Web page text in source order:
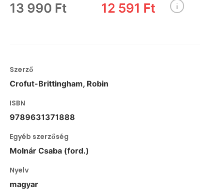
13 990 Ft 12 591 Ft
Szerző
Crofut-Brittingham, Robin
ISBN
9789631371888
Egyéb szerzőség
Molnár Csaba (ford.)
Nyelv
magyar